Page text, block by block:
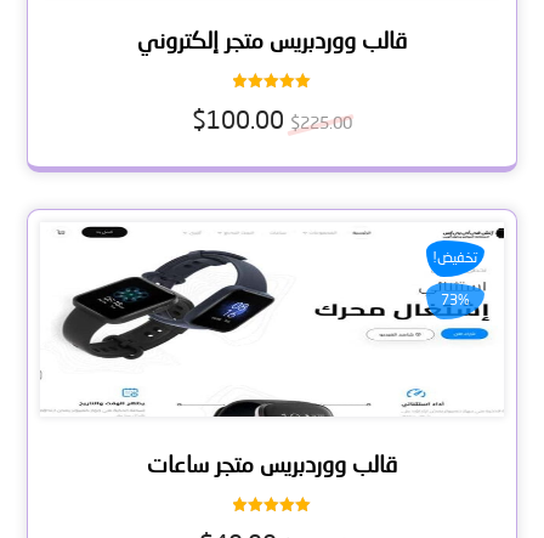
قالب ووردبريس متجر إلكتروني
5.00
من 5
$225.00
$100.00
تخفيض!
73%
قالب ووردبريس متجر ساعات